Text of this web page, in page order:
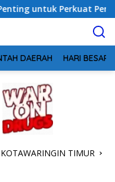
Pembangunan Desa
DAERAH HARI BESAR
KOTAWARINGIN TIMUR